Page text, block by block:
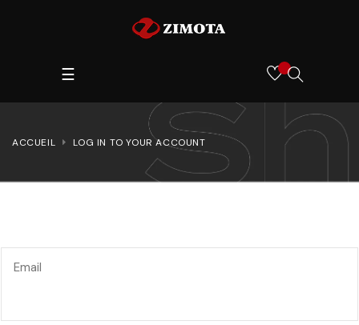
Toggle
☰
ACCUEIL LOG IN TO YOUR ACCOUNT
Email